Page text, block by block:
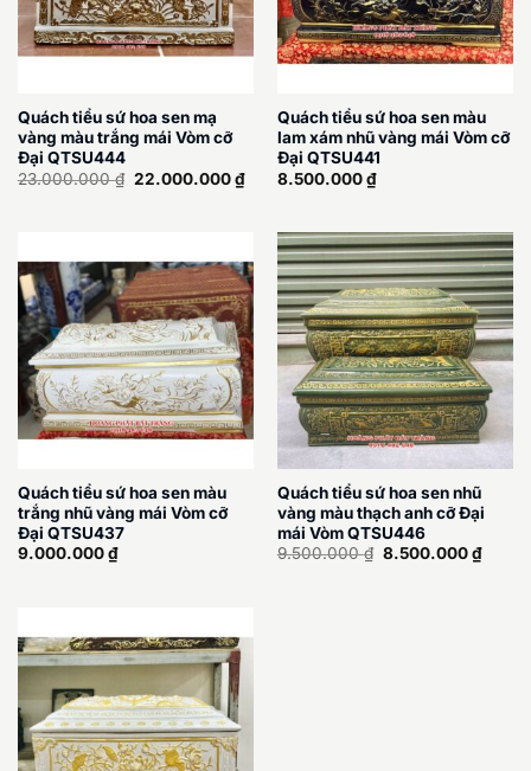
Quách tiểu sứ hoa sen mạ
vàng màu trắng mái Vòm cỡ
Đại QTSU444
23.000.000₫ Giá
22.000.000₫Giá
hiện
22.000.000 ₫.
Quách tiểu sứ hoa sen màu
lam xám nhũ vàng mái Vòm cỡ
Đại QTSU441
8.500.000₫
Quách tiểu sứ hoa sen màu
trắng nhũ vàng mái Vòm cỡ
Đại QTSU437
9.000.000₫
Quách tiểu sứ hoa sen nhũ
vàng màu thạch anh cỡ Đại
mái Vòm QTSU446
9.500.000₫ Giá
8.500.000₫Giá
hiện